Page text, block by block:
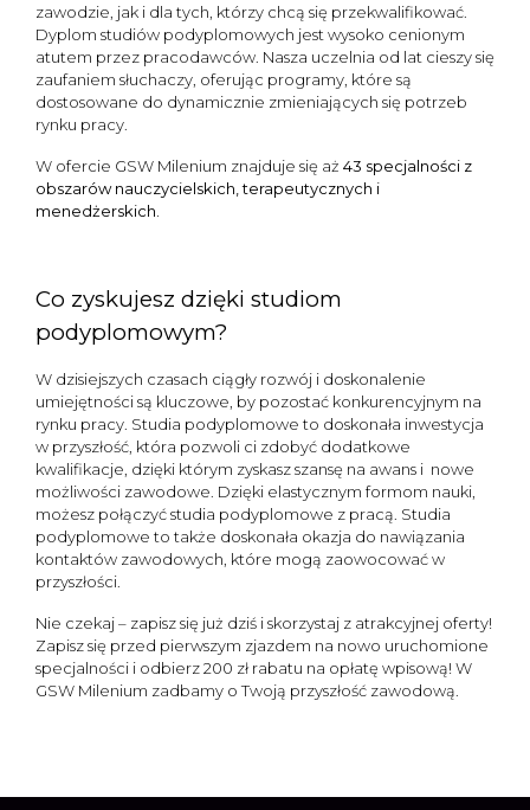
zawodzie, jak i dla tych, którzy chcą się przekwalifikować.
Dyplom studiów podyplomowych jest wysoko cenionym
atutem przez pracodawców. Nasza uczelnia od lat cieszy się
zaufaniem słuchaczy, oferując programy, które są
dostosowane do dynamicznie zmieniających się potrzeb
rynku pracy.
W ofercie GSW Milenium znajduje się aż 43 specjalności z
obszarów nauczycielskich, terapeutycznych i
menedżerskich.
Co zyskujesz dzięki studiom
podyplomowym?
W dzisiejszych czasach ciągły rozwój i doskonalenie
umiejętności są kluczowe, by pozostać konkurencyjnym na
rynku pracy. Studia podyplomowe to doskonała inwestycja
w przyszłość, która pozwoli ci zdobyć dodatkowe
kwalifikacje, dzięki którym zyskasz szansę na awans i nowe
możliwości zawodowe. Dzięki elastycznym formom nauki,
możesz połączyć studia podyplomowe z pracą. Studia
podyplomowe to także doskonała okazja do nawiązania
kontaktów zawodowych, które mogą zaowocować w
przyszłości.
Nie czekaj – zapisz się już dziś i skorzystaj z atrakcyjnej oferty!
Zapisz się przed pierwszym zjazdem na nowo uruchomione
specjalności i odbierz 200 zł rabatu na opłatę wpisową! W
GSW Milenium zadbamy o Twoją przyszłość zawodową.